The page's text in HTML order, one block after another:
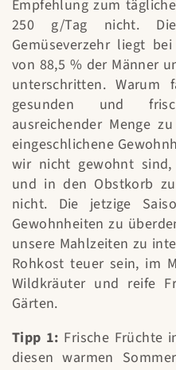
Empfehlung zum
250 g/Tag nicht. Die
Gemüseverzehr liegt
von 88,5 % der Männer
unterschritten.
gesunden und
ausreichender Menge
eingeschlichene
wir nicht gewohnt
und in den Obstkorb
nicht. Die jetzige
Gewohnheiten zu
unsere Mahlzeiten zu
Rohkost teuer sein, im
Wildkräuter und reife
Gärten.
Tipp 1: Frische Früchte
diesen warmen